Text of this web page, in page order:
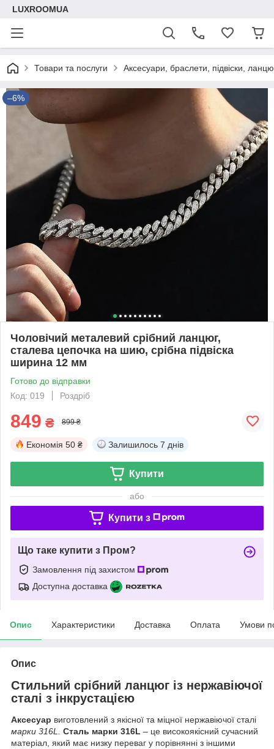
LUXROOMUА
Товари та послуги Аксесуари, браслети, підвіски,
–6%
Чоловічий металевий срібний ланцюг,
сталева цепочка на шию, срібна підвіска
ширина 12 мм
Готово до відправки
Код: 019
Роздріб
849 ₴ 899 ₴
Економія 50 ₴ Залишилось 7 днів
Купити
або
Купити з
Що таке купити з Пром?
Замовлення під захистом
Доступна доставка
Опис Характеристики Доставка Оплата Умови
Опис
Стильний срібний ланцюг із нержавіючої
сталі з інкрустацією
Аксесуар виготовлений з якісної та міцної нержавіючої сталі
марки 316L. Сталь марки 316L – це високоякісний сучасний
матеріал, який має низку переваг у порівнянні з іншими